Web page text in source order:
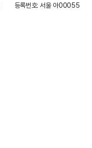
등록번호: 서울 아00055